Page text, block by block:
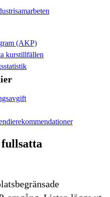
(AKP)
kurstillfällen
fullsatta